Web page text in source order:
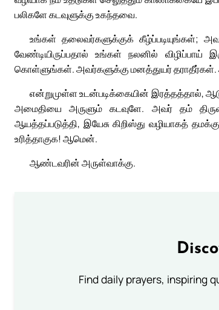
பலிகளே கடவுளுக்கு உகந்தவை.
உங்கள் தலைவர்களுக்குக் கீழ்ப்படியுங்கள்;
வேண்டியிருப்பதால் உங்கள் நலனில் விழிப்பாய்
கொள்ளுங்கள். அவர்களுக்கு மனத்துயர் தராதீர்கள்.
என்றுமுள்ள உடன்படிக்கையின் இரத்தத்தால்,
அமைதியை அருளும் கடவுளே. அவர் தம்
ஆயத்தப்படுத்தி, இயேசு கிறிஸ்து வழியாகத்
உரித்தாகுக! ஆமென்.
ஆண்டவரின் அருள்வாக்கு.
Find daily prayers, inspiring